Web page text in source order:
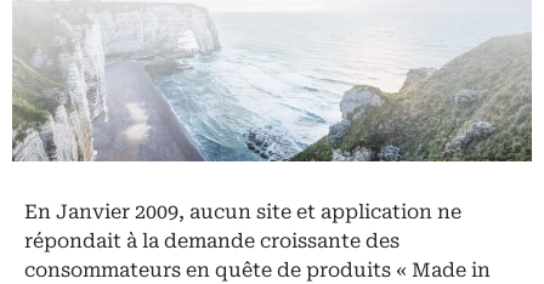
En Janvier 2009, aucun site et application ne
répondait à la demande croissante des
consommateurs en quête de produits « Made in